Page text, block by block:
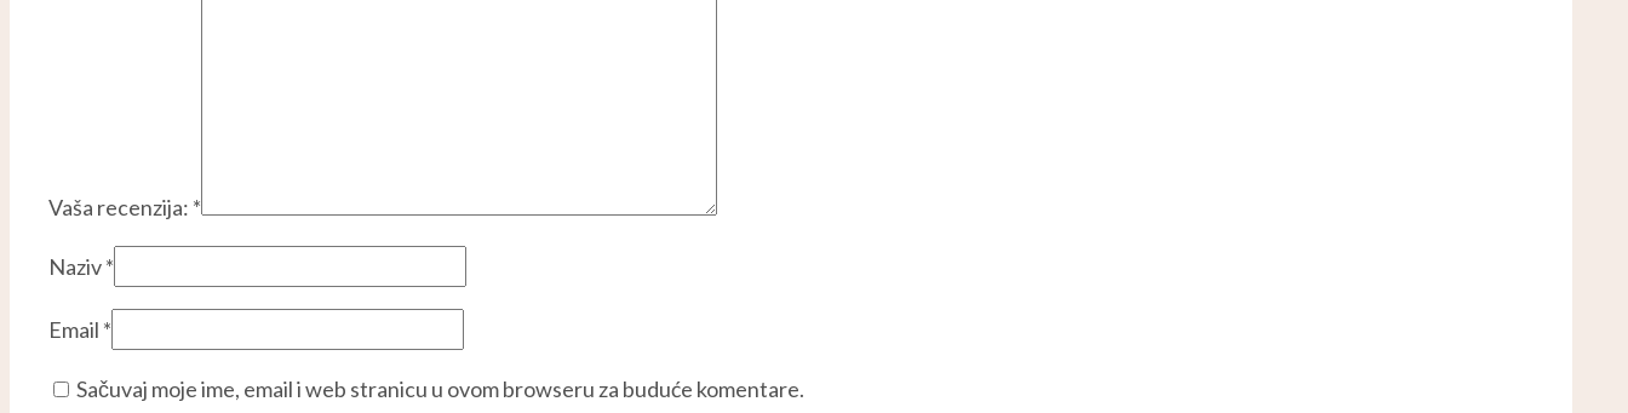
Vaša recenzija: *
Naziv*
Email *
Sačuvaj moje ime, email i web stranicu u ovom browseru za buduće komentare.